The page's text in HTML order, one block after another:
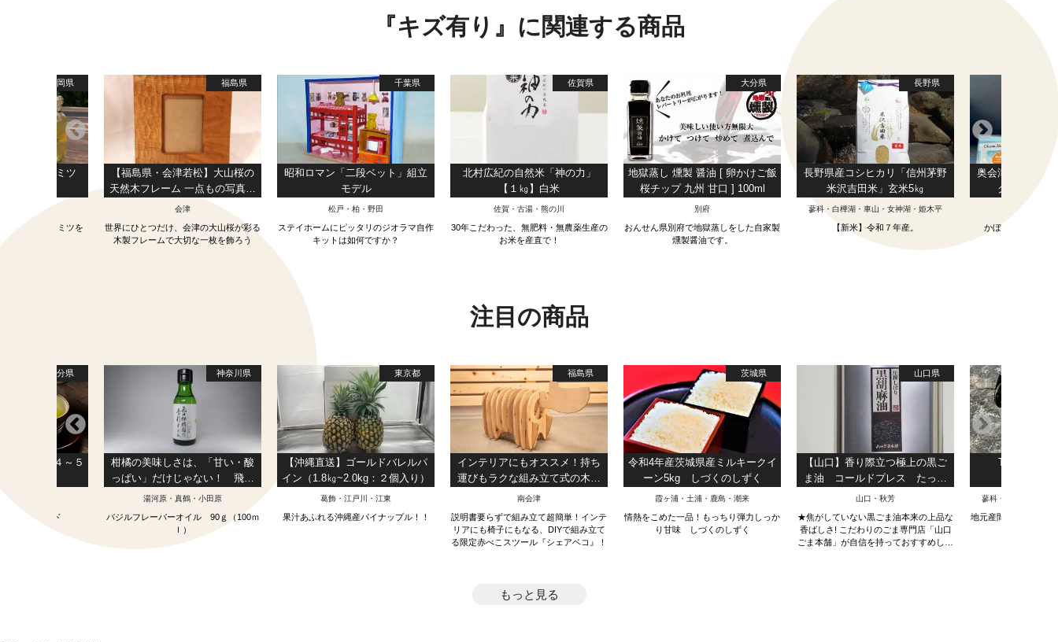
『キズ有り』に関連する商品
福岡県
蜂の生ハチミツ
島から生ハチミツを
福島県
【福島県・会津若松】大山桜の
天然木フレーム 一点もの写真立
て
会津
世界にひとつだけ、会津の大山桜が彩る
木製フレームで大切な一枚を飾ろう
千葉県
昭和ロマン「二段ベット」組立
モデル
松戸・柏・野田
ステイホームにピッタリのジオラマ自作
キットは如何ですか？
佐賀県
北村広紀の自然米「神の力」
【１㎏】白米
佐賀・古湯・熊の川
30年こだわった、無肥料・無農薬生産の
お米を産直で！
大分県
地獄蒸し 燻製 醤油 [ 卵かけご飯
桜チップ 九州 甘口 ] 100ml
別府
おんせん県別府で地獄蒸しをした自家製
燻製醤油です。
長野県
長野県産コシヒカリ「信州茅野
米沢吉田米」玄米5㎏
蓼科・白樺湖・車山・女神湖・姫木平
【新米】令和７年産。
奥会津金山町限
クリルドア
かぼまるアクリル
注目の商品
大分県
本山人参 “４～５
別府
ーパーフード
神奈川県
柑橘の美味しさは、「甘い・酸
っぱい」だけじゃない！ 飛田
柑橘園の季彩オイル【バジ
湯河原・真鶴・小田原
バジルフレーバーオイル 90ｇ（100ｍ
ｌ）
東京都
【沖縄直送】ゴールドバレルパ
イン（1.8㎏~2.0kg：２個入り）
葛飾・江戸川・江東
果汁あふれる沖縄産パイナップル！！
福島県
インテリアにもオススメ！持ち
運びもラクな組み立て式の木製
赤べこスツール『シェアベコ』
南会津
説明書要らずで組み立て超簡単！インテ
リアにも椅子にもなる、DIYで組み立て
る限定赤べこスツール『シェアベコ』！
茨城県
令和4年産茨城県産ミルキークイ
ーン5kg しづくのしずく
霞ヶ浦・土浦・鹿島・潮来
情熱をこめた一品！もっちり弾力しっか
り甘味 しづくのしずく
山口県
【山口】香り際立つ極上の黒ご
ま油 コールドプレス たっぷ
り使える 950g
山口・秋芳
★焦がしていない黒ごま油本来の上品な
香ばしさ! こだわりのごま専門店「山口
ごま本舗」が自信を持っておすすめしま
Trekking
蓼科・白樺湖・車山
地元産間伐材を使用
もっと見る